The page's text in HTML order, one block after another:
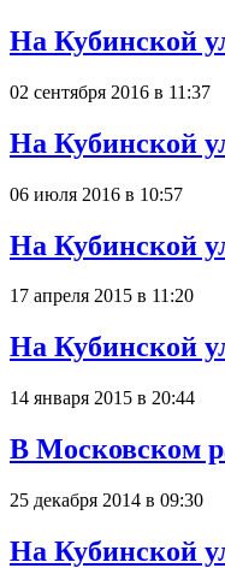
На Кубинской
02 сентября 2016 в 11:37
На Кубинской
06 июля 2016 в 10:57
На Кубинской
17 апреля 2015 в 11:20
На Кубинской
14 января 2015 в 20:44
В Московском
25 декабря 2014 в 09:30
На Кубинской